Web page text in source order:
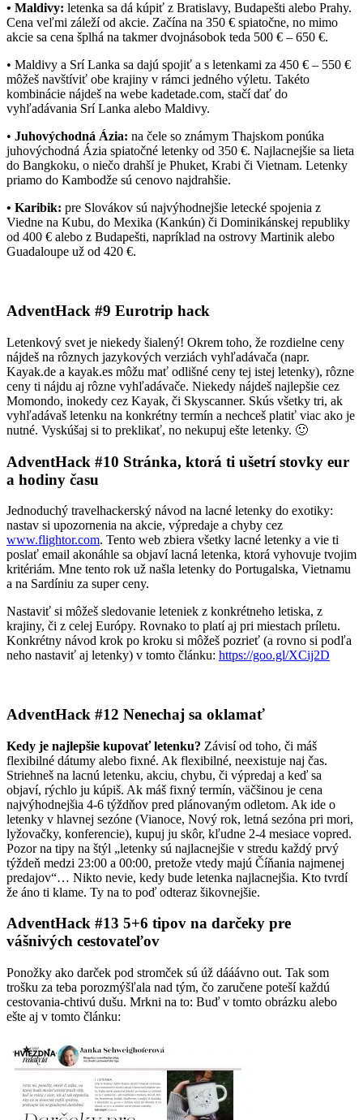
• Maldivy: letenka sa dá kúpiť z Bratislavy, Budapešti alebo Prahy.
Cena veľmi záleží od akcie. Začína na 350 € spiatočne, no mimo
akcie sa cena šplhá na takmer dvojnásobok teda 500 € – 650 €.
• Maldivy a Srí Lanka sa dajú spojiť a s letenkami za 450 € – 550 €
môžeš navštíviť obe krajiny v rámci jedného výletu. Takéto
kombinácie nájdeš na webe kadetade.com, stačí dať do
vyhľadávania Srí Lanka alebo Maldivy.
• Juhovýchodná Ázia: na čele so známym Thajskom ponúka
juhovýchodná Ázia spiatočné letenky od 350 €. Najlacnejšie sa lieta
do Bangkoku, o niečo drahší je Phuket, Krabi či Vietnam. Letenky
priamo do Kambodže sú cenovo najdrahšie.
• Karibik: pre Slovákov sú najvýhodnejšie letecké spojenia z
Viedne na Kubu, do Mexika (Kankún) či Dominikánskej republiky
od 400 € alebo z Budapešti, napríklad na ostrovy Martinik alebo
Guadaloupe už od 420 €.
AdventHack #9 Eurotrip hack
Letenkový svet je niekedy šialený! Okrem toho, že rozdielne ceny
nájdeš na rôznych jazykových verziách vyhľadávača (napr.
Kayak.de a kayak.es môžu mať odlišné ceny tej istej letenky), rôzne
ceny ti nájdu aj rôzne vyhľadávače. Niekedy nájdeš najlepšie cez
Momondo, inokedy cez Kayak, či Skyscanner. Skús všetky tri, ak
vyhľadávaš letenku na konkrétny termín a nechceš platiť viac ako je
nutné. Vyskúšaj si to preklikať, no nekupuj ešte letenky. 🙂
AdventHack #10 Stránka, ktorá ti ušetrí stovky eur
a hodiny času
Jednoduchý travelhackerský návod na lacné letenky do exotiky:
nastav si upozornenia na akcie, výpredaje a chyby cez
www.flightor.com. Tento web zbiera všetky lacné letenky a vie ti
poslať email akonáhle sa objaví lacná letenka, ktorá vyhovuje tvojim
kritériám. Mne tento rok už našla letenky do Portugalska, Vietnamu
a na Sardíniu za super ceny.
Nastaviť si môžeš sledovanie leteniek z konkrétneho letiska, z
krajiny, či z celej Európy. Rovnako to platí aj pri miestach príletu.
Konkrétny návod krok po kroku si môžeš pozrieť (a rovno si podľa
neho nastaviť aj letenky) v tomto článku: https://goo.gl/XCij2D
AdventHack #12 Nenechaj sa oklamať
Kedy je najlepšie kupovať letenku? Závisí od toho, či máš
flexibilné dátumy alebo fixné. Ak flexibilné, neexistuje naj čas.
Striehneš na lacnú letenku, akciu, chybu, či výpredaj a keď sa
objaví, rýchlo ju kúpiš. Ak máš fixný termín, väčšinou je cena
najvýhodnejšia 4-6 týždňov pred plánovaným odletom. Ak ide o
letenky v hlavnej sezóne (Vianoce, Nový rok, letná sezóna pri mori,
lyžovačky, konferencie), kupuj ju skôr, kľudne 2-4 mesiace vopred.
Pozor na tipy na štýl „letenky sú najlacnejšie v stredu každý prvý
týždeň medzi 23:00 a 00:00, pretože vtedy majú Číňania najmenej
predajov“… Nikto nevie, kedy bude letenka najlacnejšia. Kto tvrdí
že áno ti klame. Ty na to poď odteraz šikovnejšie.
AdventHack #13 5+6 tipov na darčeky pre
vášnivých cestovateľov
Ponožky ako darček pod stromček sú úž dááávno out. Tak som
trošku za teba porozmýšľala nad tým, čo zaručene poteší každú
cestovania-chtivú dušu. Mrkni na to: Buď v tomto obrázku alebo
ešte aj v tomto článku: